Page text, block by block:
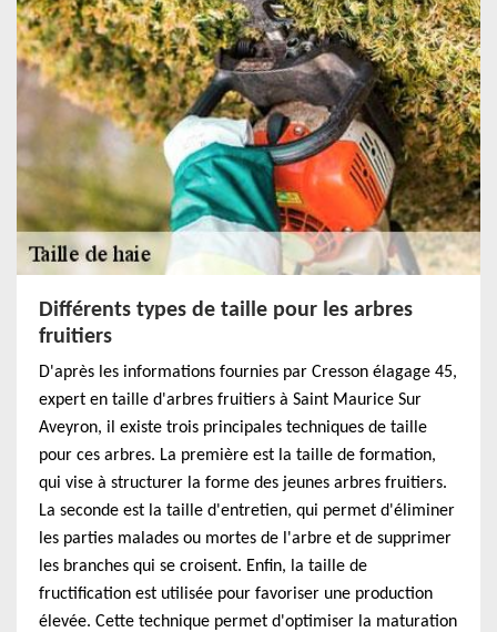
Différents types de taille pour les arbres
fruitiers
D'après les informations fournies par Cresson élagage 45,
expert en taille d'arbres fruitiers à Saint Maurice Sur
Aveyron, il existe trois principales techniques de taille
pour ces arbres. La première est la taille de formation,
qui vise à structurer la forme des jeunes arbres fruitiers.
La seconde est la taille d'entretien, qui permet d'éliminer
les parties malades ou mortes de l'arbre et de supprimer
les branches qui se croisent. Enfin, la taille de
fructification est utilisée pour favoriser une production
élevée. Cette technique permet d'optimiser la maturation